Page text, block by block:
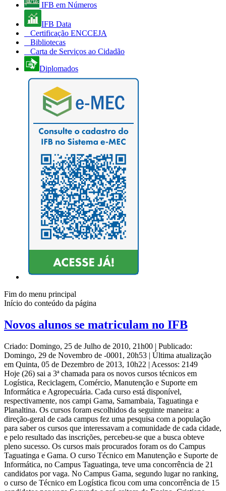
IFB em Números
IFB Data
Certificação ENCCEJA
Bibliotecas
Carta de Serviços ao Cidadão
Diplomados
Fim do menu principal
Início do conteúdo da página
Novos alunos se matriculam no IFB
Criado: Domingo, 25 de Julho de 2010, 21h00 | Publicado:
Domingo, 29 de Novembro de -0001, 20h53 | Última atualização
em Quinta, 05 de Dezembro de 2013, 10h22 | Acessos: 2149
Hoje (26) sai a 3ª chamada para os novos cursos técnicos em
Logística, Reciclagem, Comércio, Manutenção e Suporte em
Informática e Agropecuária. Cada curso está disponível,
respectivamente, nos campi Gama, Samambaia, Taguatinga e
Planaltina. Os cursos foram escolhidos da seguinte maneira: a
direção-geral de cada campus fez uma pesquisa com a população
para saber os cursos que interessavam a comunidade de cada cidade,
e pelo resultado das inscrições, percebeu-se que a busca obteve
pleno sucesso. Os cursos mais procurados foram os do Campus
Taguatinga e Gama. O curso Técnico em Manutenção e Suporte de
Informática, no Campus Taguatinga, teve uma concorrência de 21
candidatos por vaga. No Campus Gama, segundo lugar no ranking,
o curso de Técnico em Logística ficou com uma concorrência de 15